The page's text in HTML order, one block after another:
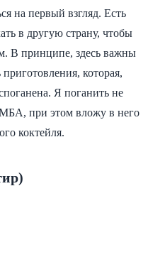
на первый взгляд. Есть
в другую страну, чтобы
В принципе, здесь важны
которая,
Я поганить не
при этом вложу в него
коктейля.